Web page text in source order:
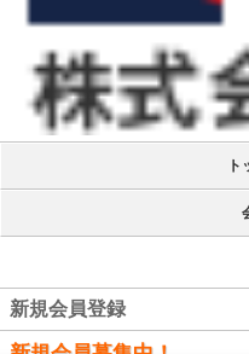
新規会員登録